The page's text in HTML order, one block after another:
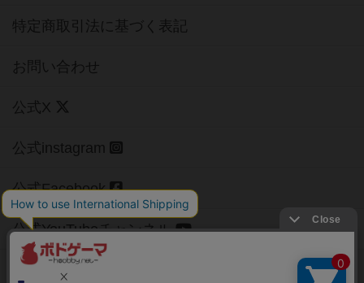
特定商取引法に基づく表記
お問い合わせ
公式X
公式instagram
公式Facebook
公式YouTubeチャンネル